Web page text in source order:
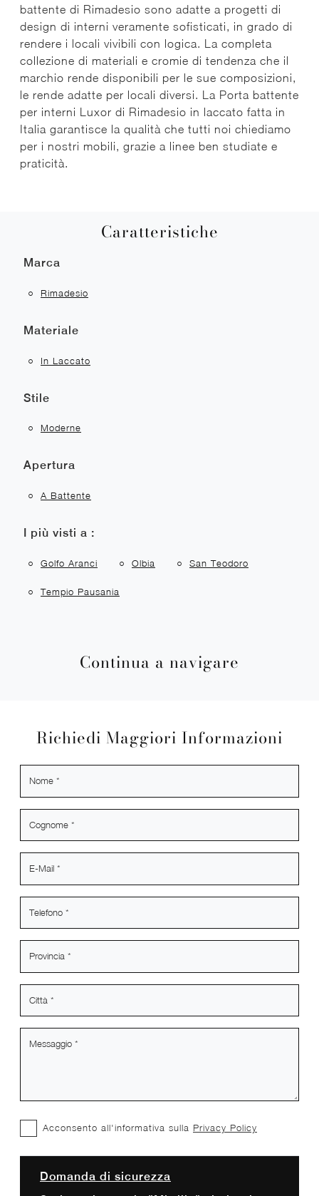
battente di Rimadesio sono adatte a progetti di
design di interni veramente sofisticati, in grado di
rendere i locali vivibili con logica. La completa
collezione di materiali e cromie di tendenza che il
marchio rende disponibili per le sue composizioni,
le rende adatte per locali diversi. La Porta battente
per interni Luxor di Rimadesio in laccato fatta in
Italia garantisce la qualità che tutti noi chiediamo
per i nostri mobili, grazie a linee ben studiate e
praticità.
Caratteristiche
Marca
Rimadesio
Materiale
In Laccato
Stile
Moderne
Apertura
A Battente
I più visti a :
Golfo Aranci Olbia San Teodoro
Tempio Pausania
Continua a navigare
Richiedi Maggiori Informazioni
Acconsento all'informativa sulla Privacy Policy
Domanda di sicurezza